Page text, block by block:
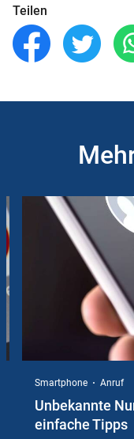
Teilen
Instructions
Smartphone Anruf
Unbekannte
einfache Tipps